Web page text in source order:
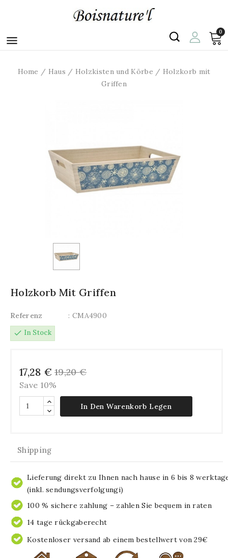

0
Home Haus Holzkisten und Körbe
Holzkorb mit
Griffen
Holzkorb Mit Griffen
Referenz
: CMA4900
check In Stock
17,28 € 19,20 €
Save 10%
In Den Warenkorb Legen
Shipping
Lieferung direkt zu Ihnen nach hause in 6 bis 8
(inkl. sendungsverfolgungi)
100 % sichere zahlung – zahlen Sie bequem in raten
14 tage rückgaberecht
Kostenloser versand ab einem bestellwert von 29€